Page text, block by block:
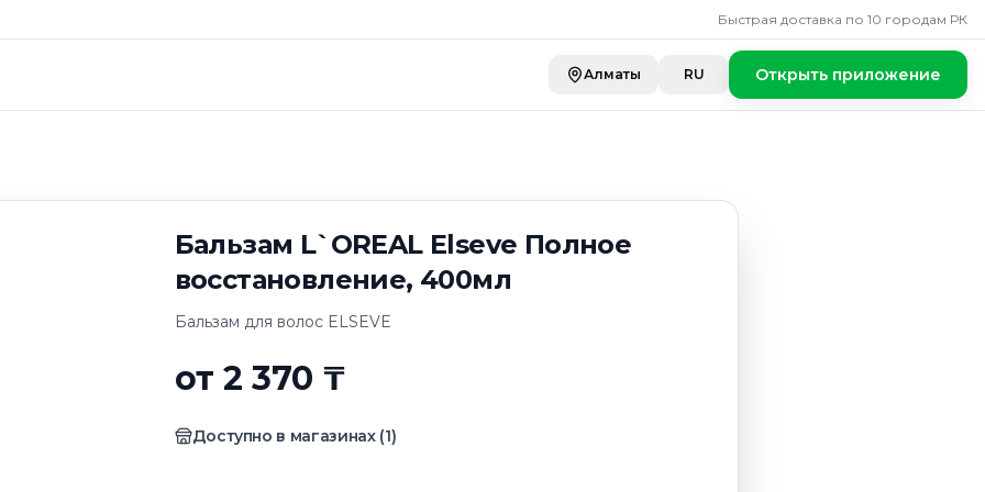
Быстрая доставка по 10 городам РК
Алматы RU Открыть приложение
Бальзам L`OREAL Elseve Полное
восстановление, 400мл
Бальзам для волос ELSEVE
от 2 370 ₸
Доступно в магазинах(1)
Elseve Полное